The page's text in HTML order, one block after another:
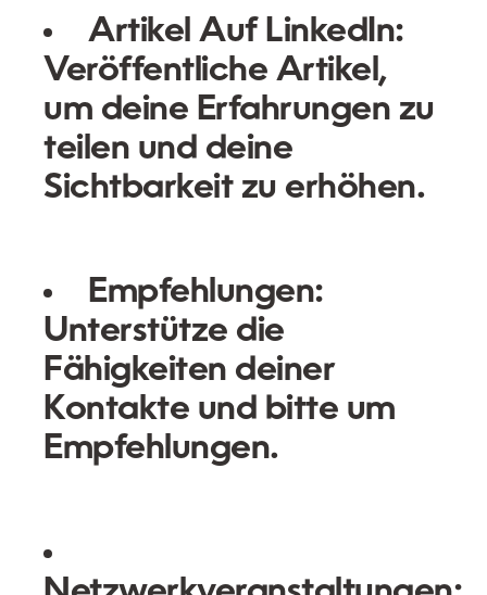
Artikel Auf LinkedIn:
Veröffentliche Artikel,
um deine Erfahrungen zu
teilen und deine
Sichtbarkeit zu erhöhen.
Empfehlungen:
Unterstütze die
Fähigkeiten deiner
Kontakte und bitte um
Empfehlungen.